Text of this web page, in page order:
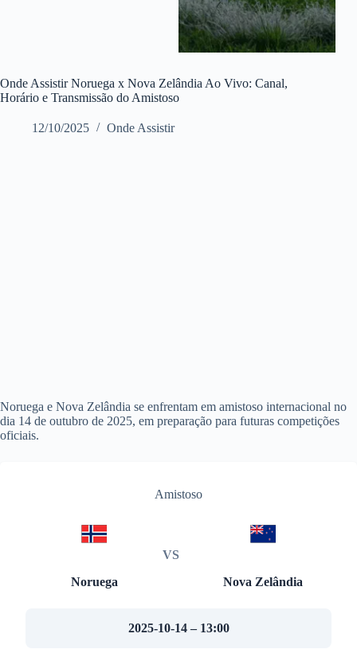
Onde Assistir Noruega x Nova Zelândia Ao Vivo: Canal,
Horário e Transmissão do Amistoso
12/10/2025 Onde Assistir
Noruega e Nova Zelândia se enfrentam em amistoso internacional no
dia 14 de outubro de 2025, em preparação para futuras competições
oficiais.
Amistoso
Noruega
VS
Nova Zelândia
2025-10-14 – 13:00